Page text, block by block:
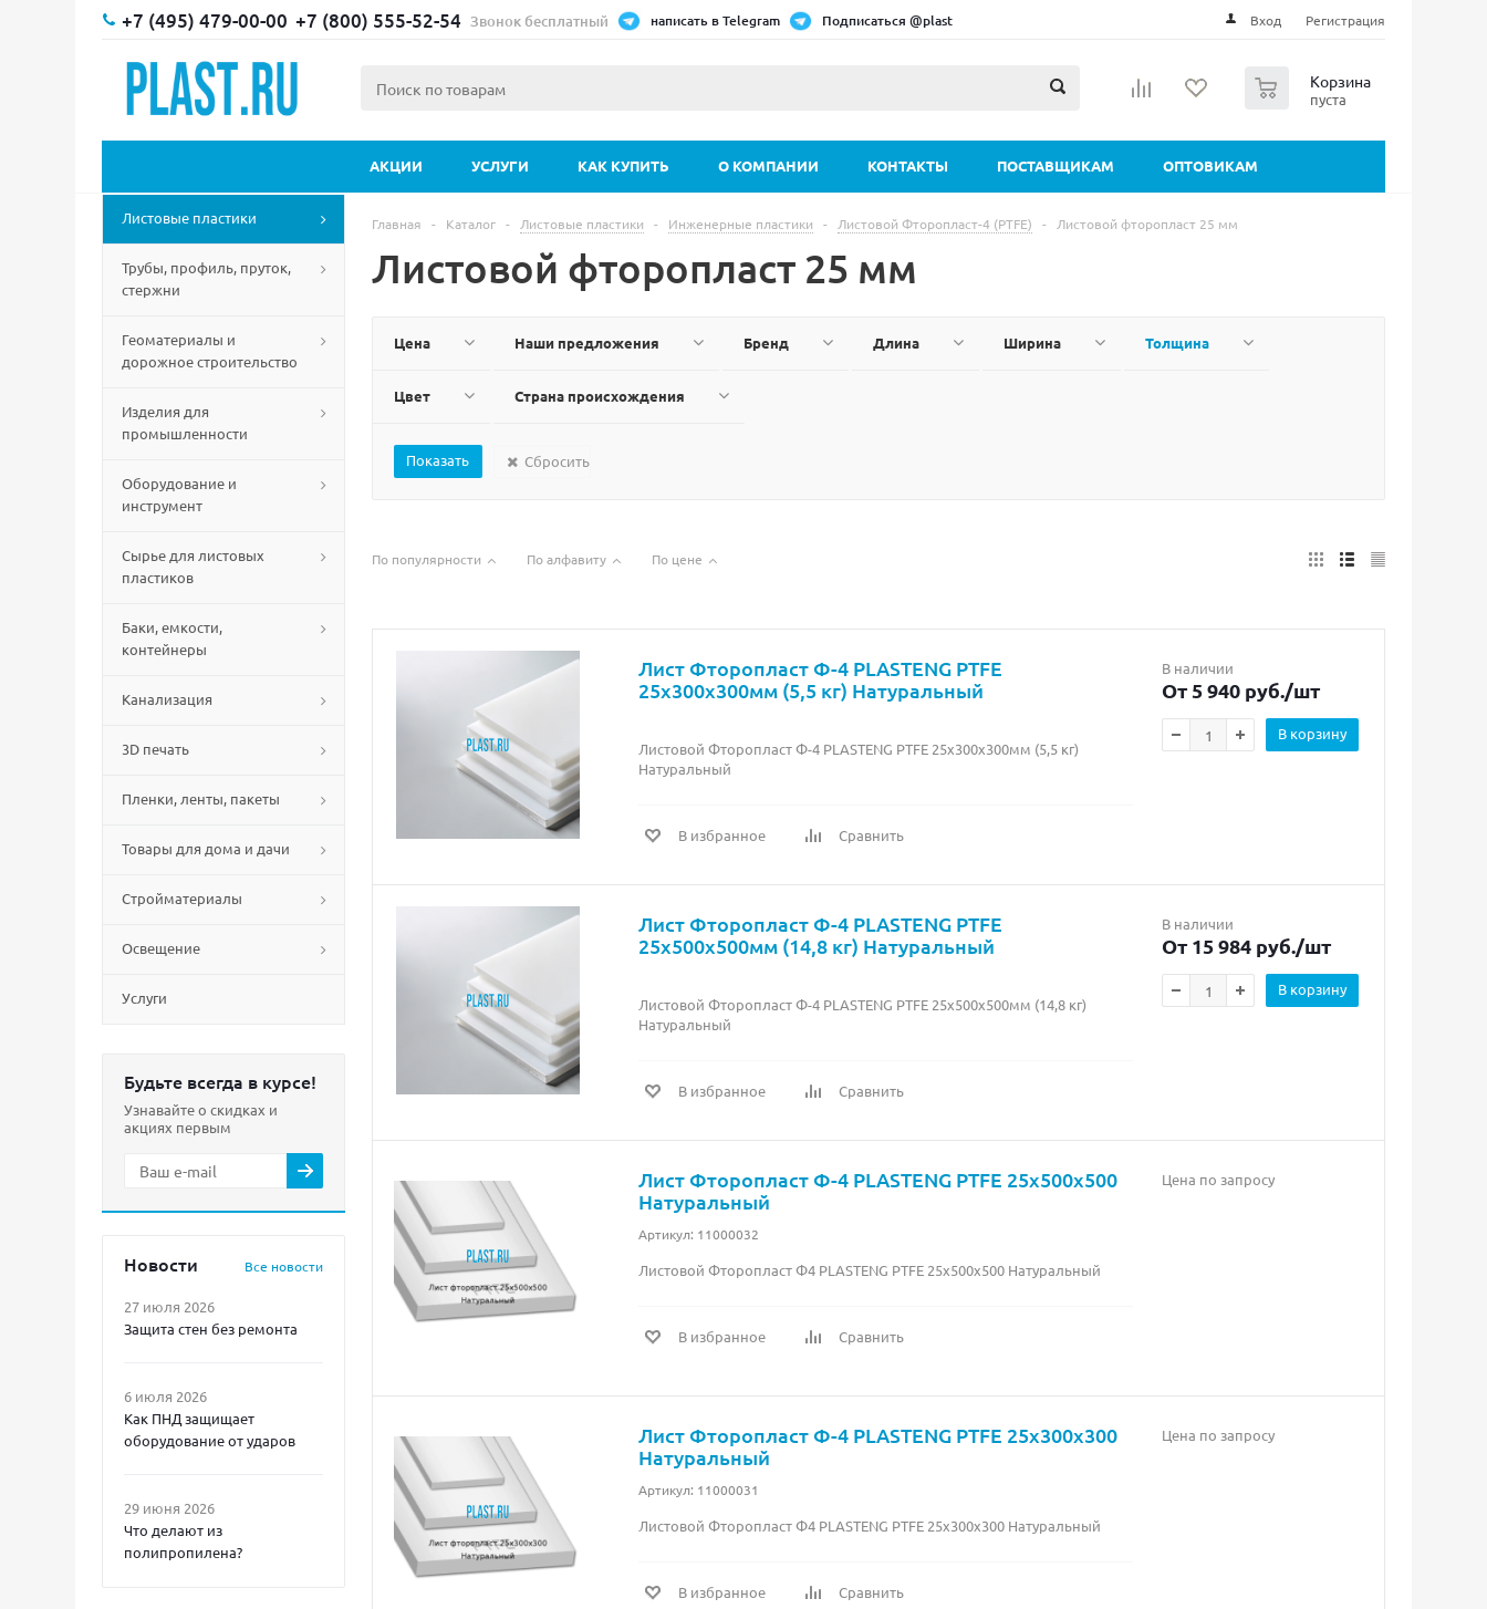
+7 (495) 479-00-00 +7 (800) 555-52-54 Звонок бесплатный написать в Telegram Подписаться @plast Вход Регистрация
Корзина
пуста
АКЦИИ УСЛУГИ КАК КУПИТЬ О КОМПАНИИ КОНТАКТЫ ПОСТАВЩИКАМ ОПТОВИКАМ
Листовые пластики
Трубы, профиль, пруток,
стержни
Геоматериалы и
дорожное строительство
Изделия для
промышленности
Оборудование и
инструмент
Сырье для листовых
пластиков
Баки, емкости,
контейнеры
Канализация
3D печать
Пленки, ленты, пакеты
Товары для дома и дачи
Стройматериалы
Освещение
Услуги
Будьте всегда в курсе!
Узнавайте о скидках и
акциях первым
Новости Все новости
27 июля 2026
Защита стен без ремонта
6 июля 2026
Как ПНД защищает
оборудование от ударов
29 июня 2026
Что делают из
полипропилена?
Главная - Каталог - Листовые пластики - Инженерные пластики - Листовой Фторопласт-4 (PTFE) - Листовой фторопласт 25 мм
Листовой фторопласт 25 мм
Цена Наши предложения Бренд Длина Ширина Толщина
Цвет Страна происхождения
Сбросить
По популярности По алфавиту По цене
Лист Фторопласт Ф-4 PLASTENG PTFE
25х300х300мм (5,5 кг) Натуральный
Листовой Фторопласт Ф-4 PLASTENG PTFE 25х300х300мм (5,5 кг)
Натуральный
В избранное Сравнить
В наличии
От 5 940 руб./шт
В корзину
Лист Фторопласт Ф-4 PLASTENG PTFE
25х500х500мм (14,8 кг) Натуральный
Листовой Фторопласт Ф-4 PLASTENG PTFE 25х500х500мм (14,8 кг)
Натуральный
В избранное Сравнить
В наличии
От 15 984 руб./шт
В корзину
Лист Фторопласт Ф-4 PLASTENG PTFE 25х500х500
Натуральный
Артикул: 11000032
Листовой Фторопласт Ф4 PLASTENG PTFE 25х500х500 Натуральный
В избранное Сравнить
Цена по запросу
Лист Фторопласт Ф-4 PLASTENG PTFE 25х300х300
Натуральный
Артикул: 11000031
Листовой Фторопласт Ф4 PLASTENG PTFE 25х300х300 Натуральный
В избранное Сравнить
Цена по запросу